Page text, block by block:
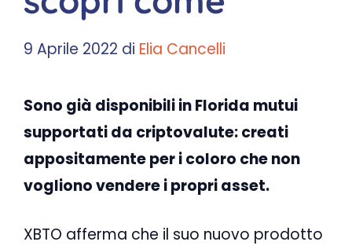
9 Aprile 2022 di Elia Cancelli
Sono già disponibili in Florida mutui
supportati da criptovalute: creati
appositamente per i coloro che non
vogliono vendere i propri asset.
XBTO afferma che il suo nuovo prodotto